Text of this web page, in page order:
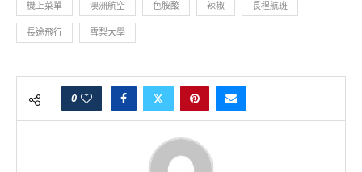
機上菜單 澳洲航空 色胺酸 辣椒 長程航班
長途飛行 雪梨大學
0